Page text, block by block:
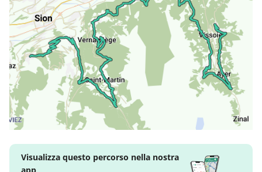
Visualizza questo percorso nella nostra